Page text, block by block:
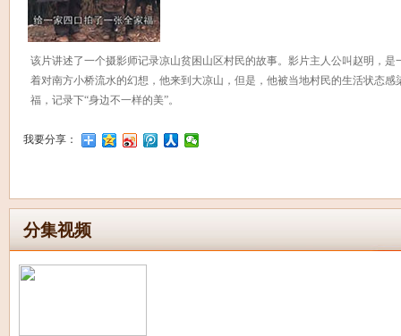
该片讲述了一个摄影师记录凉山贫困山区村民的故事。影片主人公叫赵明，是
着对南方小桥流水的幻想，他来到大凉山，但是，他被当地村民的生活状态感
福，记录下“身边不一样的美”。
我要分享：
分集视频